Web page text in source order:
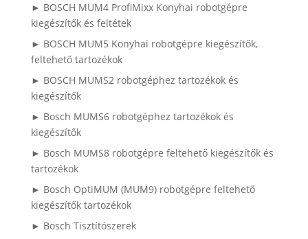
► BOSCH MUM4 ProfiMixx Konyhai robotgépre
kiegészítők és feltétek
► BOSCH MUM5 Konyhai robotgépre kiegészítők,
feltehető tartozékok
► BOSCH MUMS2 robotgéphez tartozékok és
kiegészítők
► Bosch MUMS6 robotgéphez tartozékok és
kiegészítők
► Bosch MUMS8 robotgépre feltehető kiegészítők és
tartozékok
► Bosch OptiMUM (MUM9) robotgépre feltehető
kiegészítők tartozékok
► Bosch Tisztítószerek